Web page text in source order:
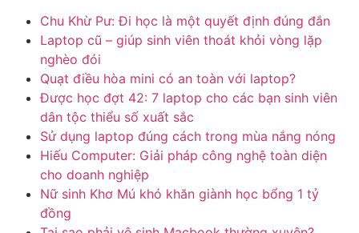
Chu Khừ Pư: Đi học là một quyết định đúng đắn
Laptop cũ – giúp sinh viên thoát khỏi vòng lặp
nghèo đói
Quạt điều hòa mini có an toàn với laptop?
Được học đợt 42: 7 laptop cho các bạn sinh viên
dân tộc thiểu số xuất sắc
Sử dụng laptop đúng cách trong mùa nắng nóng
Hiếu Computer: Giải pháp công nghệ toàn diện
cho doanh nghiệp
Nữ sinh Khơ Mú khó khăn giành học bổng 1 tỷ
đồng